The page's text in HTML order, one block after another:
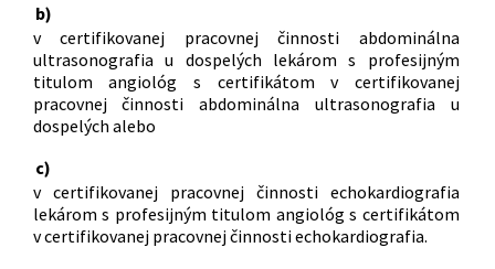
b)
v certifikovanej pracovnej činnosti abdominálna
ultrasonografia u dospelých lekárom s profesijným
titulom angiológ s certifikátom v certifikovanej
pracovnej činnosti abdominálna ultrasonografia u
dospelých alebo
c)
v certifikovanej pracovnej činnosti echokardiografia
lekárom s profesijným titulom angiológ s certifikátom
v certifikovanej pracovnej činnosti echokardiografia.